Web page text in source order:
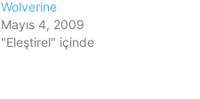
Wolverine
Mayıs 4, 2009
"Eleştirel" içinde